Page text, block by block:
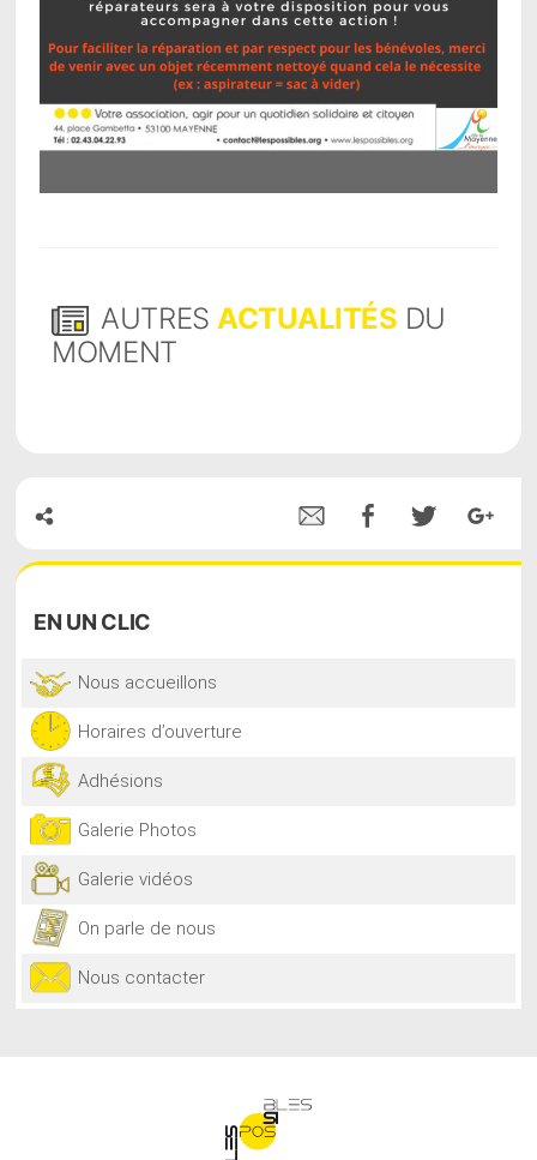
AUTRES ACTUALITÉS DU
MOMENT
EN UN CLIC
Nous accueillons
Horaires d’ouverture
Adhésions
Galerie Photos
Galerie vidéos
On parle de nous
Nous contacter